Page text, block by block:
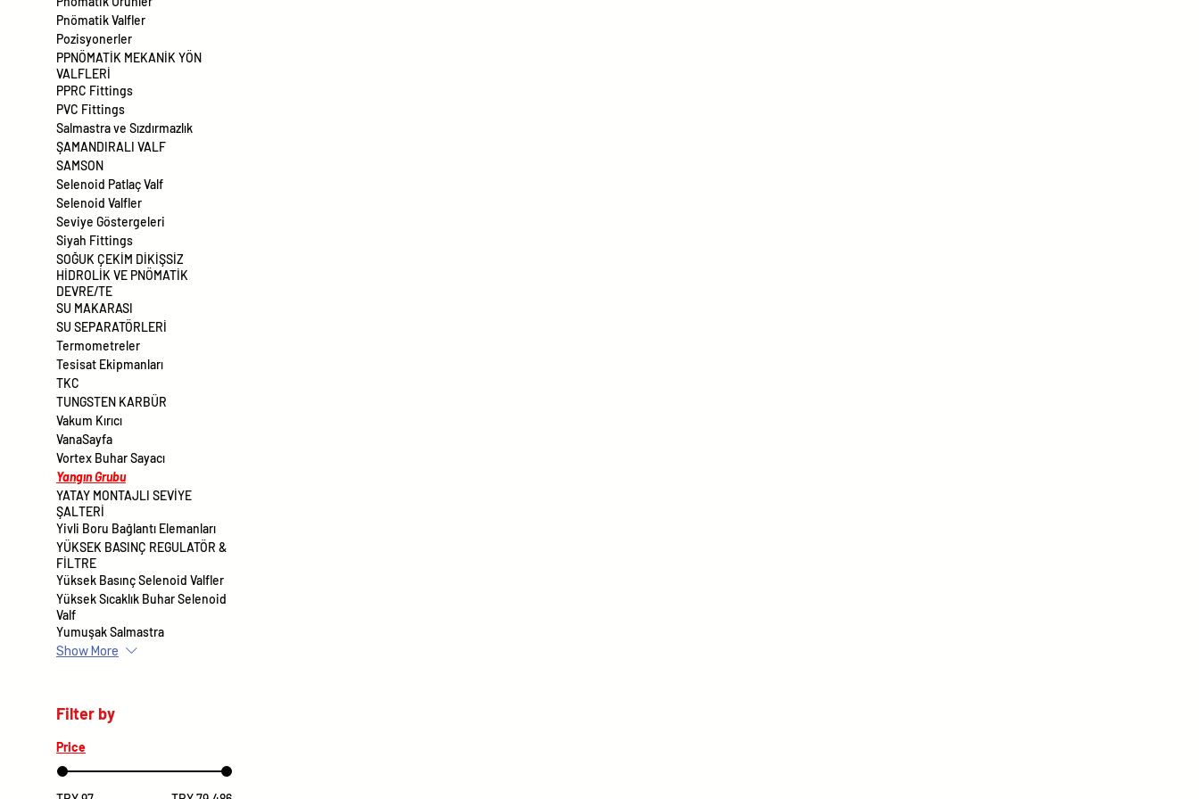
Pnömatik Valfler
Pozisyonerler
PPNÖMATİK MEKANİK YÖN
VALFLERİ
PPRC Fittings
PVC Fittings
Salmastra ve Sızdırmazlık
ŞAMANDIRALI VALF
SAMSON
Selenoid Patlaç Valf
Selenoid Valfler
Seviye Göstergeleri
Siyah Fittings
SOĞUK ÇEKİM DİKİŞSİZ
HİDROLİK VE PNÖMATİK
DEVRE/TE
SU MAKARASI
SU SEPARATÖRLERİ
Termometreler
Tesisat Ekipmanları
TKC
TUNGSTEN KARBÜR
Vakum Kırıcı
VanaSayfa
Vortex Buhar Sayacı
Yangın Grubu
YATAY MONTAJLI SEVİYE
ŞALTERİ
Yivli Boru Bağlantı Elemanları
YÜKSEK BASINÇ REGULATÖR &
FİLTRE
Yüksek Basınç Selenoid Valfler
Yüksek Sıcaklık Buhar Selenoid
Valf
Yumuşak Salmastra
Show More
Filter by
Price